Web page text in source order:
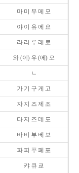
마 미 무 메 모
야 이 유 에 요
라 리 루 레 로
와 (이) 우 (에) 오
ㄴ
가 기 구 게 고
자 지 즈 제 조
다 지 즈 데 도
바 비 부 베 보
파 피 푸 페 포
캬 큐 쿄